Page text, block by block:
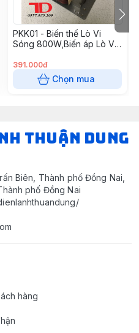
PKK01 - Biến thế Lò Vi
Sóng 800W,Biến áp Lò Vi
391.000đ
Chọn mua
THUẬN DUNG
Biên, Thành phố Đồng Nai,
phố Đồng Nai
hàng